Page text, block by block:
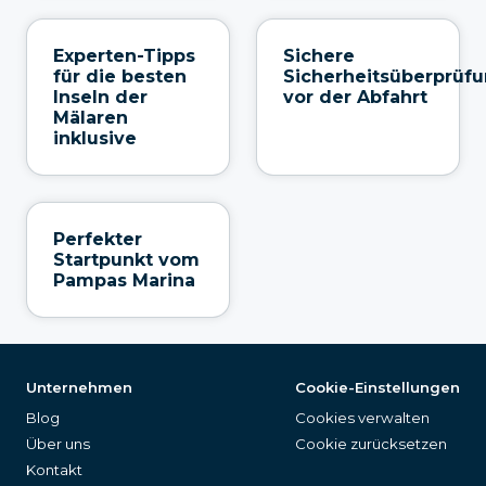
Experten-Tipps
für die besten
Inseln der
Mälaren
inklusive
Sichere
vor der Abfahrt
Perfekter
Startpunkt vom
Pampas Marina
Unternehmen
Blog
Über uns
Kontakt
Cookie-Einstellungen
Cookies verwalten
Cookie zurücksetzen